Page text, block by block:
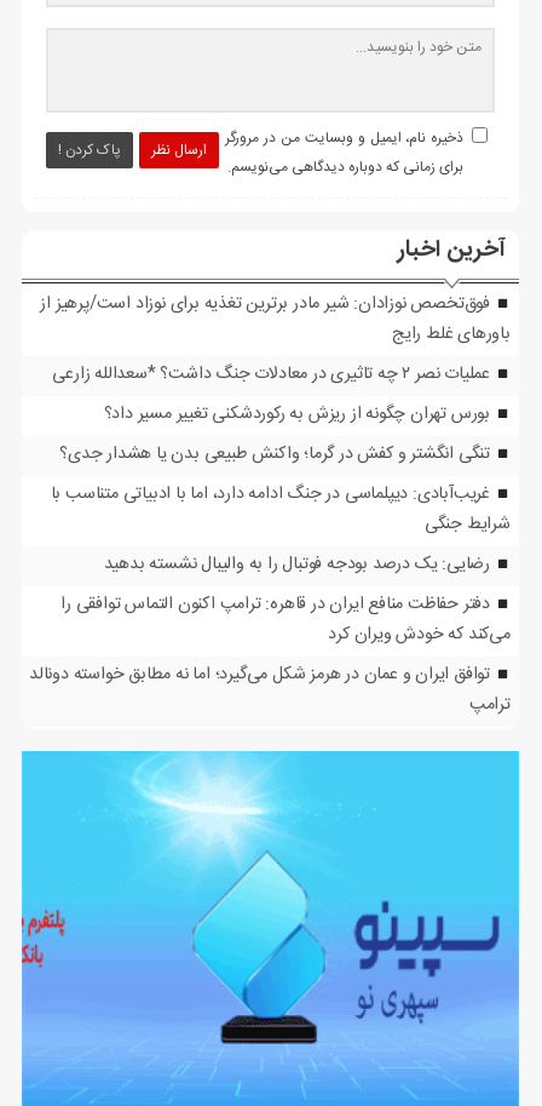
ارسال نظر پاک کردن !
ذخیره نام، ایمیل و وبسایت من در مرورگر
برای زمانی که دوباره دیدگاهی می‌نویسم.
آخرین اخبار
فوق‌تخصص نوزادان: شیر مادر برترین تغذیه برای نوزاد است/پرهیز از
باورهای غلط رایج
عملیات نصر ۲ چه تاثیری در معادلات جنگ داشت؟ *سعدالله زارعی
بورس تهران چگونه از ریزش به رکوردشکنی تغییر مسیر داد؟
تنگی انگشتر و کفش در گرما؛ واکنش طبیعی بدن یا هشدار جدی؟
غریب‌آبادی: دیپلماسی در جنگ ادامه دارد، اما با ادبیاتی متناسب با
شرایط جنگی
رضایی: یک درصد بودجه فوتبال را به والیبال نشسته بدهید
دفتر حفاظت منافع ایران در قاهره: ترامپ اکنون التماس توافقی را
می‌کند که خودش ویران کرد
توافق ایران و عمان در هرمز شکل می‌گیرد؛ اما نه مطابق خواسته دونالد
ترامپ